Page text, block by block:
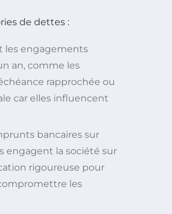
de dettes :
les engagements
an, comme les
rapprochée ou
car elles influencent
bancaires sur
engagent la société sur
rigoureuse pour
les